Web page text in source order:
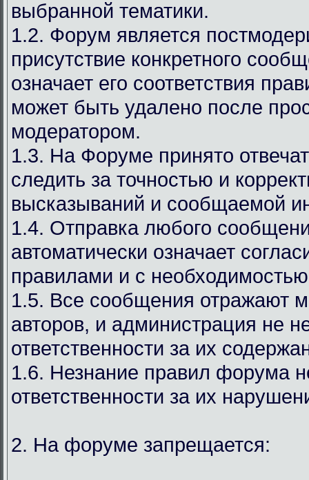
выбранной тематики.
1.2. Форум является
присутствие конкретного
означает его соответствия
может быть удалено после
модератором.
1.3. На Форуме принято
следить за точностью и
высказываний и сообщаемой
1.4. Отправка любого
автоматически означает
правилами и с
1.5. Все сообщения отражают
авторов, и администрация не
ответственности за их
1.6. Незнание правил форума
ответственности за их
2. На форуме запрещается: